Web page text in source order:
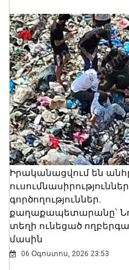
Իրականացվում են
գործողություններ.
քաղաքապետարանը՝
տեղի ունեցած
մասին
06 Օգոստոս, 2026 23:53